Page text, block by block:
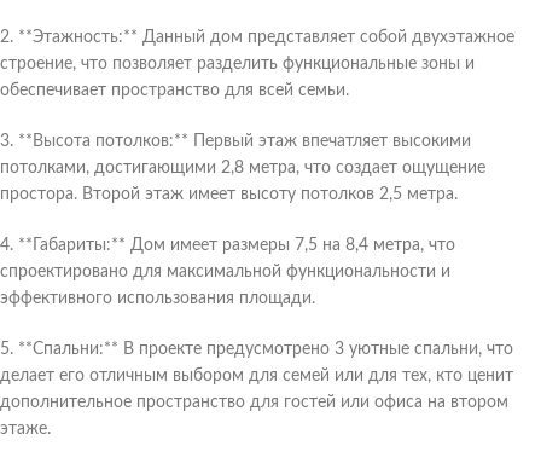
2. **Этажность:** Данный дом представляет собой двухэтажное
строение, что позволяет разделить функциональные зоны и
обеспечивает пространство для всей семьи.
3. **Высота потолков:** Первый этаж впечатляет высокими
потолками, достигающими 2,8 метра, что создает ощущение
простора. Второй этаж имеет высоту потолков 2,5 метра.
4. **Габариты:** Дом имеет размеры 7,5 на 8,4 метра, что
спроектировано для максимальной функциональности и
эффективного использования площади.
5. **Спальни:** В проекте предусмотрено 3 уютные спальни, что
делает его отличным выбором для семей или для тех, кто ценит
дополнительное пространство для гостей или офиса на втором
этаже.